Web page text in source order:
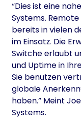
“Dies ist eine
Systems.
bereits in vielen
im Einsatz. Die
Switche erlaubt
und Uptime in
Sie benutzen
globale
haben.” Meint
Systems.